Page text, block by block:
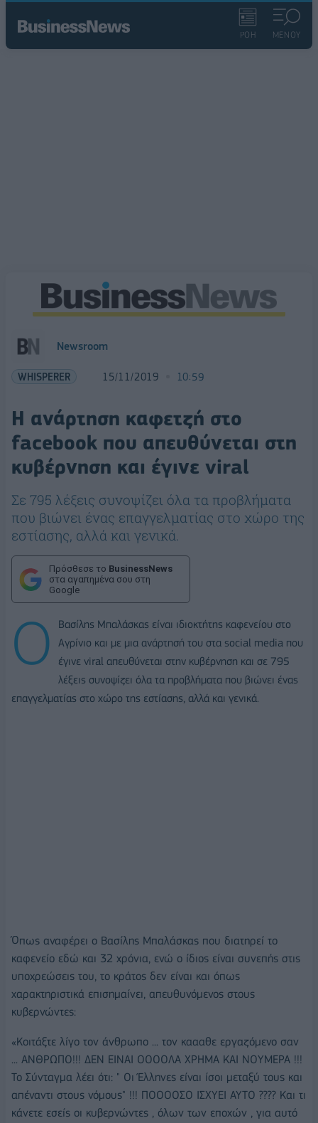
ΡΟΗ ΜΕΝΟΥ
Newsroom
WHISPERER 15/11/2019 10:59
H ανάρτηση καφετζή στο
facebook που απευθύνεται στη
κυβέρνηση και έγινε viral
Σε 795 λέξεις συνοψίζει όλα τα προβλήματα
που βιώνει ένας επαγγελματίας στο χώρο της
εστίασης, αλλά και γενικά.
Πρόσθεσε το BusinessNews
στα αγαπημένα σου στη
Google
O
Βασίλης Μπαλάσκας είναι ιδιοκτήτης καφενείου στο
Αγρίνιο και με μια ανάρτησή του στα social media που
έγινε viral απευθύνεται στην κυβέρνηση και σε 795
λέξεις συνοψίζει όλα τα προβλήματα που βιώνει ένας
επαγγελματίας στο χώρο της εστίασης, αλλά και γενικά.
Όπως αναφέρει ο Βασίλης Μπαλάσκας που διατηρεί το
καφενείο εδώ και 32 χρόνια, ενώ ο ίδιος είναι συνεπής στις
υποχρεώσεις του, το κράτος δεν είναι και όπως
χαρακτηριστικά επισημαίνει, απευθυνόμενος στους
κυβερνώντες:
«Κοιτάξτε λίγο τον άνθρωπο ... τον καααθε εργαζόμενο σαν
... ΑΝΘΡΩΠΟ!!! ΔΕΝ ΕΙΝΑΙ ΟΟΟΟΛΑ ΧΡΗΜΑ ΚΑΙ ΝΟΥΜΕΡΑ !!!
Το Σύνταγμα λέει ότι: " Οι Έλληνες είναι ίσοι μεταξύ τους και
απέναντι στους νόμους" !!! ΠΟΟΟΟΣΟ ΙΣΧΥΕΙ ΑΥΤΟ ???? Και τι
κάνετε εσείς οι κυβερνώντες , όλων των εποχών , για αυτό